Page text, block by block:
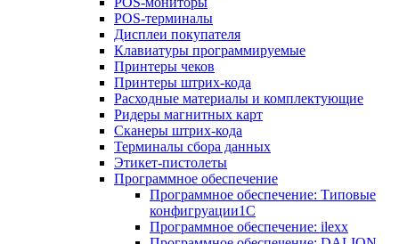
POS-терминалы
Дисплеи покупателя
Клавиатуры программируемые
Принтеры чеков
Принтеры штрих-кода
Расходные материалы и комплектующие
Ридеры магнитных карт
Сканеры штрих-кода
Терминалы сбора данных
Этикет-пистолеты
Программное обеспечение
Программное обеспечение: Типовые
конфигруации1С
Программное обеспечение: ilexx